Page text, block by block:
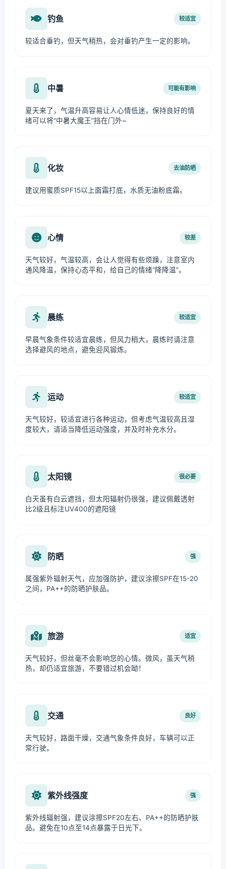
钓鱼 较适宜
较适合垂钓，但天气稍热，会对垂钓产生一定的影响。
中暑 可能有影响
夏天来了，气温升高容易让人心情低迷，保持良好的情
绪可以将“中暑大魔王”挡在门外~
化妆 去油防晒
建议用蜜质SPF15以上面霜打底，水质无油粉底霜。
心情 较差
天气较好，气温较高，会让人觉得有些烦躁，注意室内
通风降温，保持心态平和，给自己的情绪“降降温”。
晨练 较适宜
早晨气象条件较适宜晨练，但风力稍大，晨练时请注意
选择避风的地点，避免迎风锻炼。
运动 较适宜
天气较好，较适宜进行各种运动，但考虑气温较高且湿
度较大，请适当降低运动强度，并及时补充水分。
太阳镜 很必要
白天虽有白云遮挡，但太阳辐射仍很强，建议佩戴透射
比2级且标注UV400的遮阳镜
防晒 强
属强紫外辐射天气，应加强防护，建议涂擦SPF在15-20
之间，PA++的防晒护肤品。
旅游 适宜
天气较好，但丝毫不会影响您的心情。微风，虽天气稍
热，却仍适宜旅游，不要错过机会呦！
交通 良好
天气较好，路面干燥，交通气象条件良好，车辆可以正
常行驶。
紫外线强度 强
紫外线辐射强，建议涂擦SPF20左右、PA++的防晒护肤
品。避免在10点至14点暴露于日光下。